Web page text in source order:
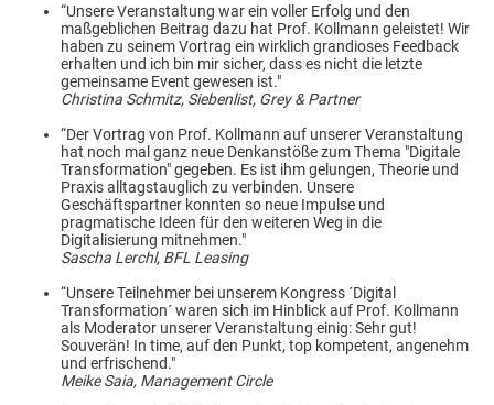
“Unsere Veranstaltung war ein voller Erfolg und den
maßgeblichen Beitrag dazu hat Prof. Kollmann geleistet! Wir
haben zu seinem Vortrag ein wirklich grandioses Feedback
erhalten und ich bin mir sicher, dass es nicht die letzte
gemeinsame Event gewesen ist."
Christina Schmitz, Siebenlist, Grey & Partner
“Der Vortrag von Prof. Kollmann auf unserer Veranstaltung
hat noch mal ganz neue Denkanstöße zum Thema "Digitale
Transformation" gegeben. Es ist ihm gelungen, Theorie und
Praxis alltagstauglich zu verbinden. Unsere
Geschäftspartner konnten so neue Impulse und
pragmatische Ideen für den weiteren Weg in die
Digitalisierung mitnehmen."
Sascha Lerchl, BFL Leasing
“Unsere Teilnehmer bei unserem Kongress ´Digital
Transformation´ waren sich im Hinblick auf Prof. Kollmann
als Moderator unserer Veranstaltung einig: Sehr gut!
Souverän! In time, auf den Punkt, top kompetent, angenehm
und erfrischend."
Meike Saia, Management Circle